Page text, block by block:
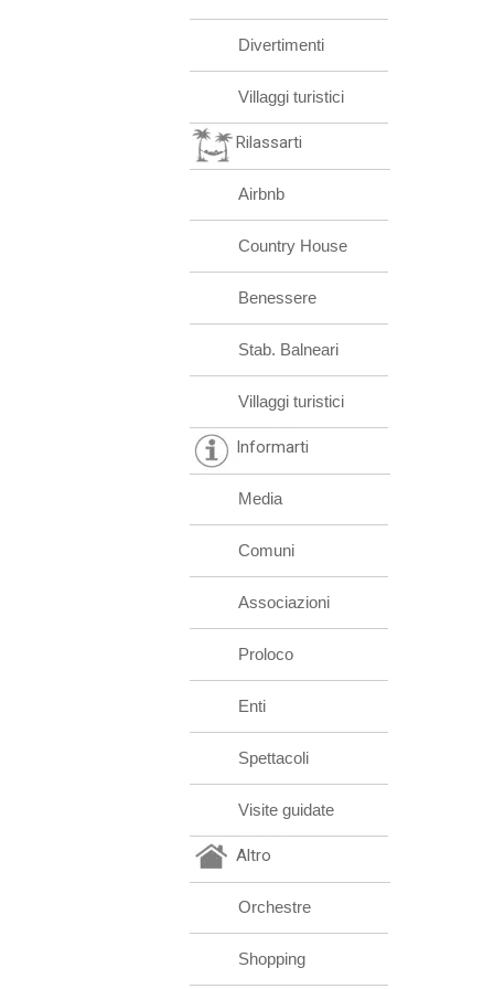
Divertimenti
Villaggi turistici
Rilassarti
Airbnb
Country House
Benessere
Stab. Balneari
Villaggi turistici
Informarti
Media
Comuni
Associazioni
Proloco
Enti
Spettacoli
Visite guidate
Altro
Orchestre
Shopping